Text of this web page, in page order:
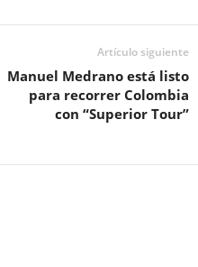
Artículo siguiente
Manuel Medrano está listo
para recorrer Colombia
con “Superior Tour”